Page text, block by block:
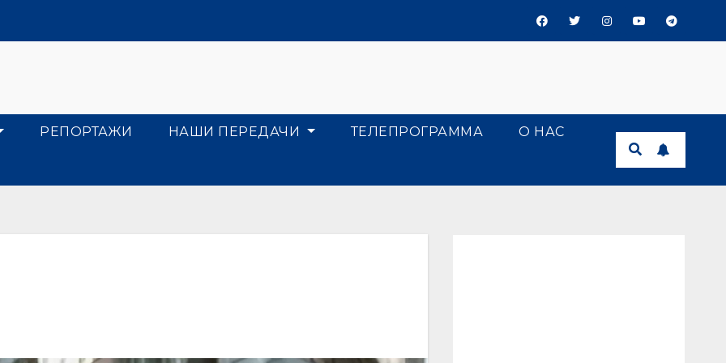
РЕПОРТАЖИ НАШИ ПЕРЕДАЧИ ТЕЛЕПРОГРАММА О НАС